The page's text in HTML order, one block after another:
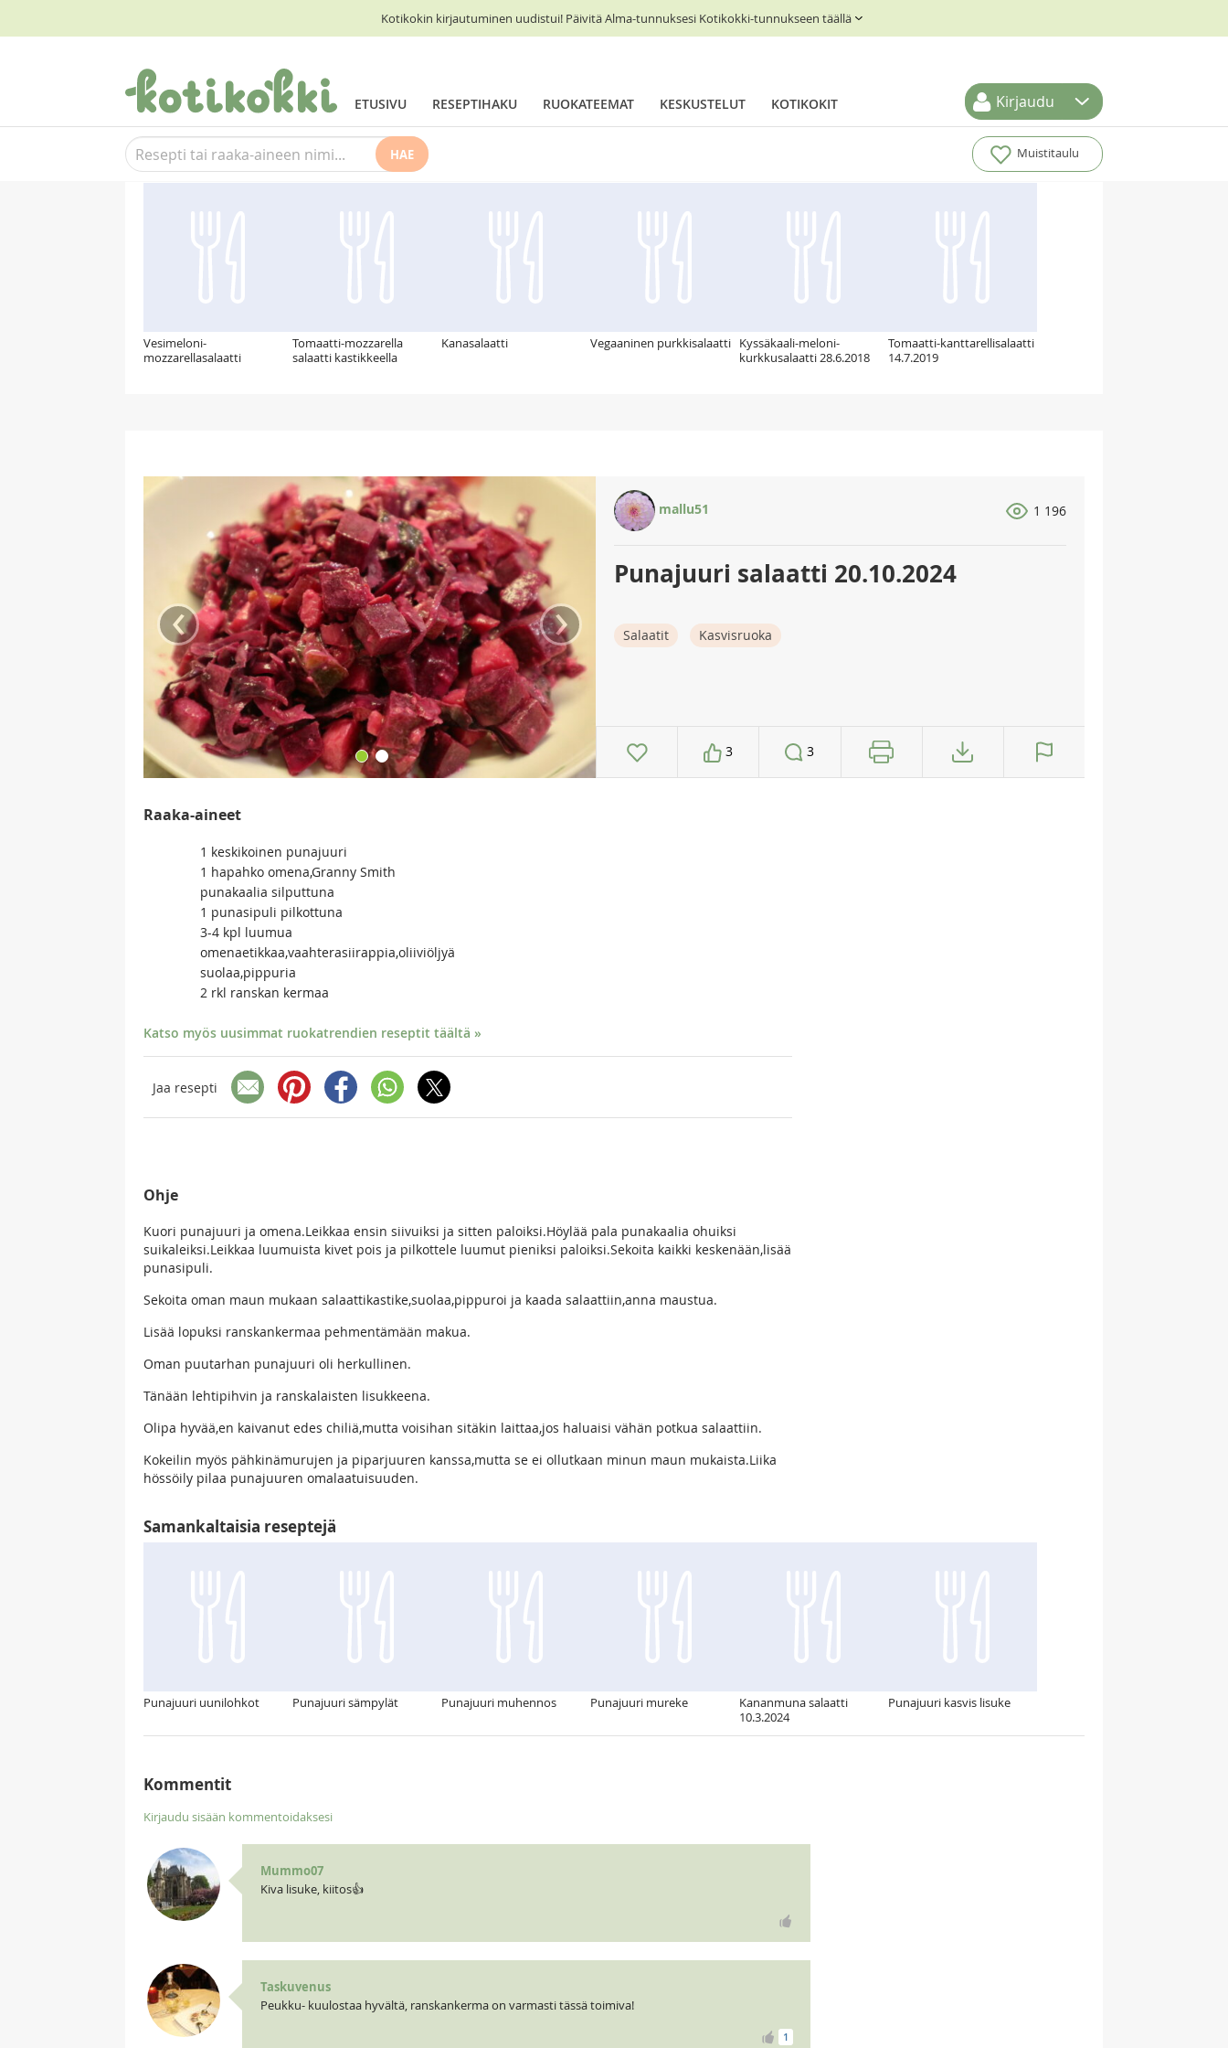
Kotikokin kirjautuminen uudistui! Päivitä Alma-tunnuksesi Kotikokki-tunnukseen täällä
ETUSIVU RESEPTIHAKU RUOKATEEMAT KESKUSTELUT KOTIKOKIT Kirjaudu
HAE Muistitaulu
Suosittelemme myös
Vesimeloni-
mozzarellasalaatti
Tomaatti-mozzarella
salaatti kastikkeella
Kanasalaatti Vegaaninen purkkisalaatti Kyssäkaali-meloni-
kurkkusalaatti 28.6.2018
Tomaatti-kanttarellisalaatti
14.7.2019
‹ ›
mallu51 1 196
Punajuuri salaatti 20.10.2024
Salaatit Kasvisruoka
3 3
Raaka-aineet
1 keskikoinen punajuuri
1 hapahko omena,Granny Smith
punakaalia silputtuna
1 punasipuli pilkottuna
3-4 kpl luumua
omenaetikkaa,vaahterasiirappia,oliiviöljyä
suolaa,pippuria
2 rkl ranskan kermaa
Katso myös uusimmat ruokatrendien reseptit täältä »
Jaa resepti
Ohje
Kuori punajuuri ja omena.Leikkaa ensin siivuiksi ja sitten paloiksi.Höylää pala punakaalia ohuiksi
suikaleiksi.Leikkaa luumuista kivet pois ja pilkottele luumut pieniksi paloiksi.Sekoita kaikki keskenään,lisää
punasipuli.
Sekoita oman maun mukaan salaattikastike,suolaa,pippuroi ja kaada salaattiin,anna maustua.
Lisää lopuksi ranskankermaa pehmentämään makua.
Oman puutarhan punajuuri oli herkullinen.
Tänään lehtipihvin ja ranskalaisten lisukkeena.
Olipa hyvää,en kaivanut edes chiliä,mutta voisihan sitäkin laittaa,jos haluaisi vähän potkua salaattiin.
Kokeilin myös pähkinämurujen ja piparjuuren kanssa,mutta se ei ollutkaan minun maun mukaista.Liika
hössöily pilaa punajuuren omalaatuisuuden.
Samankaltaisia reseptejä
Punajuuri uunilohkot Punajuuri sämpylät Punajuuri muhennos Punajuuri mureke
Kananmuna salaatti
10.3.2024
Punajuuri kasvis lisuke
Kommentit
Kirjaudu sisään kommentoidaksesi
Mummo07
Kiva lisuke, kiitos👍
Taskuvenus
Peukku- kuulostaa hyvältä, ranskankerma on varmasti tässä toimiva!
1